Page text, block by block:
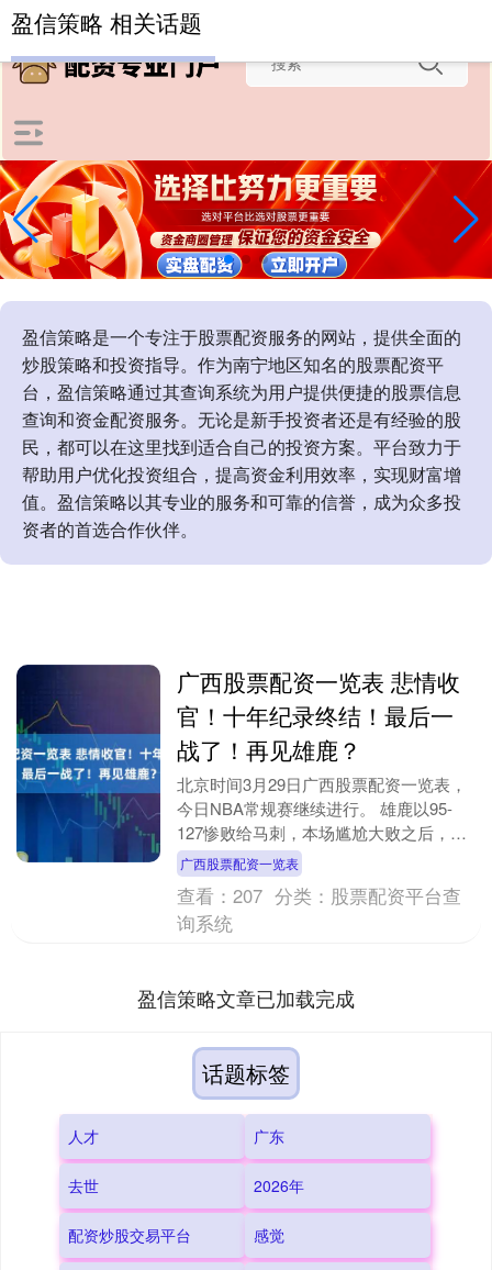
-->
盈信策略是一个专注于股票配资服务的网站，提供全面的
炒股策略和投资指导。作为南宁地区知名的股票配资平
台，盈信策略通过其查询系统为用户提供便捷的股票信息
查询和资金配资服务。无论是新手投资者还是有经验的股
民，都可以在这里找到适合自己的投资方案。平台致力于
帮助用户优化投资组合，提高资金利用效率，实现财富增
值。盈信策略以其专业的服务和可靠的信誉，成为众多投
资者的首选合作伙伴。
盈信策略 相关话题
广西股票配资一览表 悲情收
官！十年纪录终结！最后一
战了！再见雄鹿？
北京时间3月29日广西股票配资一览表，
今日NBA常规赛继续进行。 雄鹿以95-
127惨败给马刺，本场尴尬大败之后，雄
鹿吃下一波三连败，常规赛战绩来到29胜
44负....
广西股票配资一览表
查看：207 分类： 股票配资平台查
询系统
盈信策略文章已加载完成
话题标签
人才 广东
去世 2026年
配资炒股交易平台 感觉